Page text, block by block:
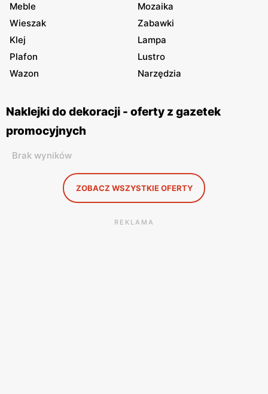
Meble
Mozaika
Wieszak
Zabawki
Klej
Lampa
Plafon
Lustro
Wazon
Narzędzia
Naklejki do dekoracji - oferty z gazetek
promocyjnych
Brak wyników
ZOBACZ WSZYSTKIE OFERTY
REKLAMA